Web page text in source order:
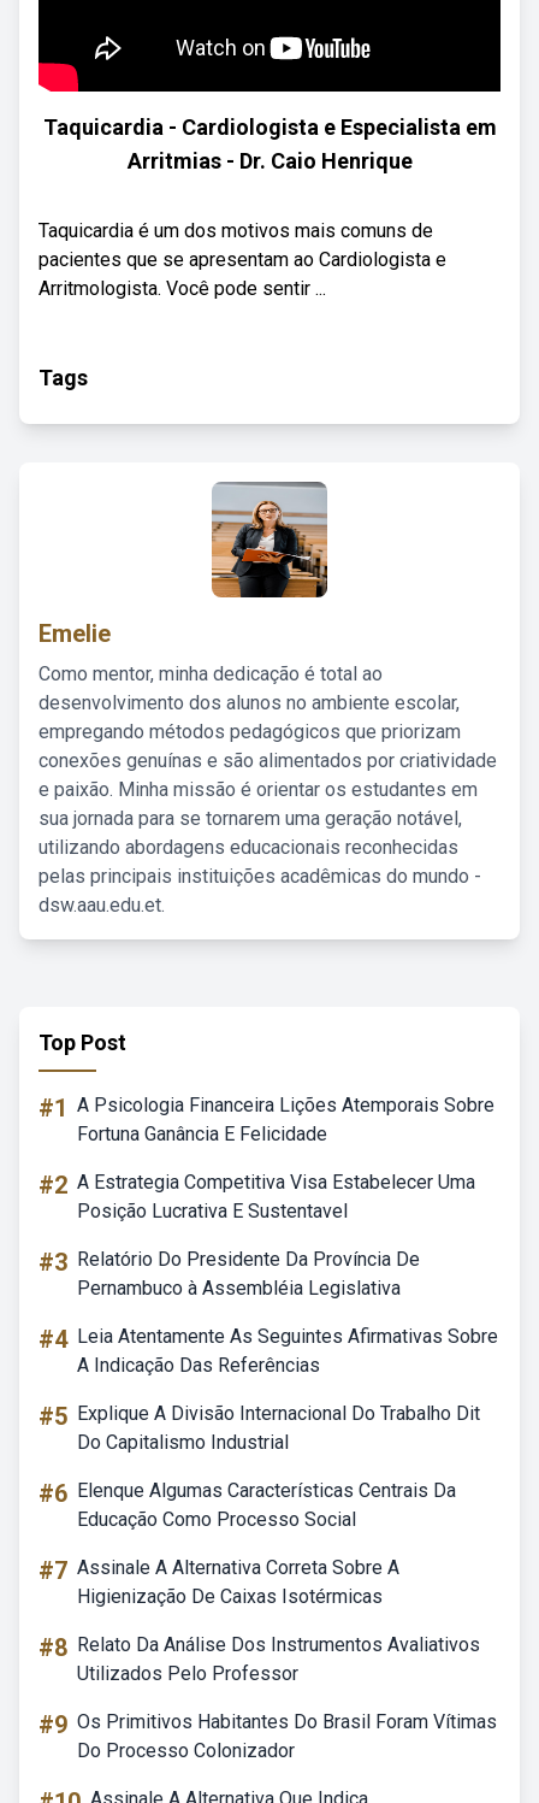
Taquicardia - Cardiologista e Especialista em
Arritmias - Dr. Caio Henrique
Taquicardia é um dos motivos mais comuns de
pacientes que se apresentam ao Cardiologista e
Arritmologista. Você pode sentir ...
Tags
Emelie
Como mentor, minha dedicação é total ao
desenvolvimento dos alunos no ambiente escolar,
empregando métodos pedagógicos que priorizam
conexões genuínas e são alimentados por criatividade
e paixão. Minha missão é orientar os estudantes em
sua jornada para se tornarem uma geração notável,
utilizando abordagens educacionais reconhecidas
pelas principais instituições acadêmicas do mundo -
dsw.aau.edu.et.
Top Post
#1 A Psicologia Financeira Lições Atemporais Sobre
Fortuna Ganância E Felicidade
#2 A Estrategia Competitiva Visa Estabelecer Uma
Posição Lucrativa E Sustentavel
#3 Relatório Do Presidente Da Província De
Pernambuco à Assembléia Legislativa
#4 Leia Atentamente As Seguintes Afirmativas Sobre
A Indicação Das Referências
#5 Explique A Divisão Internacional Do Trabalho Dit
Do Capitalismo Industrial
#6 Elenque Algumas Características Centrais Da
Educação Como Processo Social
#7 Assinale A Alternativa Correta Sobre A
Higienização De Caixas Isotérmicas
#8 Relato Da Análise Dos Instrumentos Avaliativos
Utilizados Pelo Professor
#9 Os Primitivos Habitantes Do Brasil Foram Vítimas
Do Processo Colonizador